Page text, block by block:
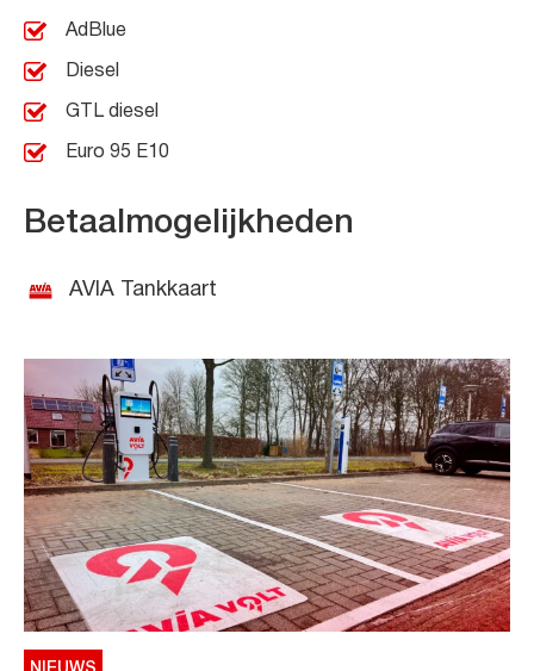
AdBlue
Diesel
GTL diesel
Euro 95 E10
Betaalmogelijkheden
AVIA Tankkaart